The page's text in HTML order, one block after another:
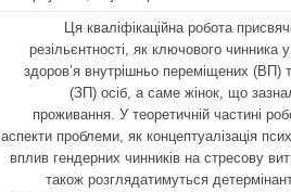
Ця кваліфікаційна робота
резільєнтності, як ключового чинника
здоров’я внутрішньо переміщених (ВП)
(ЗП) осіб, а саме жінок, що
проживання. У теоретичній частині
аспекти проблеми, як концептуалізація
вплив гендерних чинників на стресову
також розглядатимуться